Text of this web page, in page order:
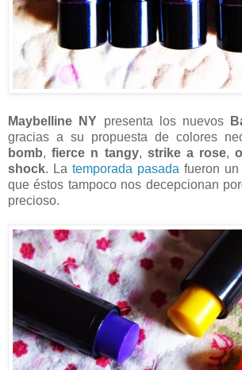
Maybelline NY presenta los nuevos
gracias a su propuesta de colores
bomb,fierce n tangy, strike a rose,
shock. La temporada pasada fueron
que éstos tampoco nos decepcionan
precioso.